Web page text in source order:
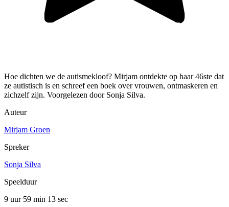
Hoe dichten we de autismekloof? Mirjam ontdekte op haar 46ste dat
ze autistisch is en schreef een boek over vrouwen, ontmaskeren en
zichzelf zijn. Voorgelezen door Sonja Silva.
Auteur
Mirjam Groen
Spreker
Sonja Silva
Speelduur
9 uur 59 min 13 sec